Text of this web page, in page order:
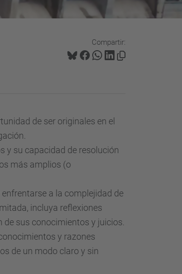
Compartir:
de ser originales en el
y su capacidad de resolución
más amplios (o
a la complejidad de
incluya reflexiones
sus conocimientos y juicios.
y razones
de un modo claro y sin